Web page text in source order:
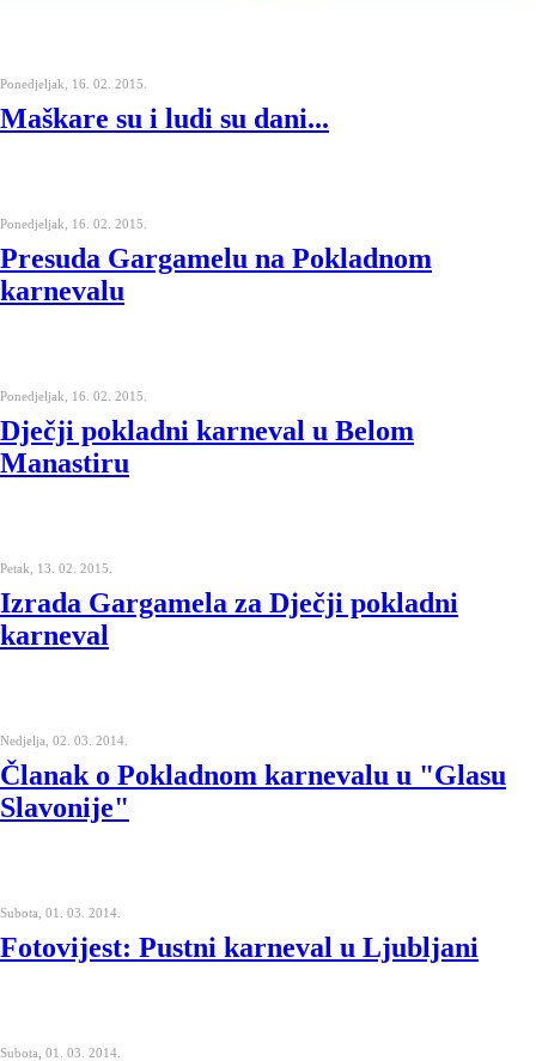
Ponedjeljak, 16. 02. 2015.
Maškare su i ludi su dani...
Ponedjeljak, 16. 02. 2015.
Presuda Gargamelu na Pokladnom
karnevalu
Ponedjeljak, 16. 02. 2015.
Dječji pokladni karneval u Belom
Manastiru
Petak, 13. 02. 2015.
Izrada Gargamela za Dječji pokladni
karneval
Nedjelja, 02. 03. 2014.
Članak o Pokladnom karnevalu u "Glasu
Slavonije"
Subota, 01. 03. 2014.
Fotovijest: Pustni karneval u Ljubljani
Subota, 01. 03. 2014.